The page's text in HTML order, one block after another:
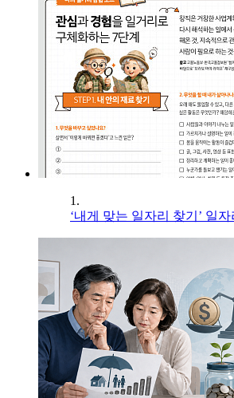
1.
‘내게 맞는 일자리 찾기’ 일